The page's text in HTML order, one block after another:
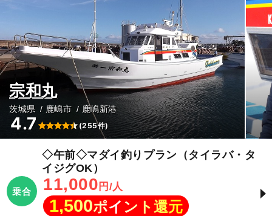
宗和丸
茨城県 鹿嶋市 鹿嶋新港
4.7 (255件)
乗合
◇午前◇マダイ釣りプラン（タイラバ・タ
イジグOK）
11,000 円/人
1,500ポイント還元